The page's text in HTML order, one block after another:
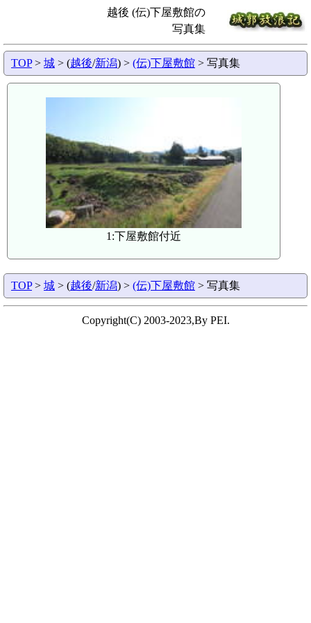
越後 (伝)下屋敷館の
写真集
TOP> 城 > (越後/新潟) > (伝)下屋敷館 > 写真集
1:下屋敷館付近
TOP> 城 > (越後/新潟) > (伝)下屋敷館 > 写真集
Copyright(C) 2003-2023,By PEI.